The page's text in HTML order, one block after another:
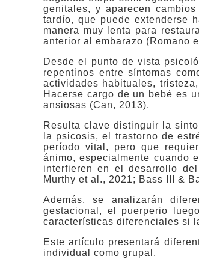
genitales, y aparecen
tardío, que puede extenderse
manera muy lenta para
anterior al embarazo (Romano
Desde el punto de vista
repentinos entre síntomas
actividades habituales,
Hacerse cargo de un bebé es
ansiosas (Can, 2013).
Resulta clave distinguir la
la psicosis, el trastorno de
período vital, pero que
ánimo, especialmente cuando
interfieren en el desarrollo
Murthy et al., 2021; Bass III &
Además, se analizarán
gestacional, el puerperio
características diferenciales si
Este artículo presentará
individual como grupal.